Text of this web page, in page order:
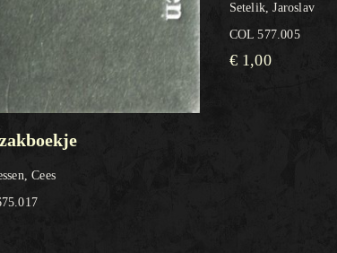
Cees
Setelik, Jaroslav
COL 577.005
€1,00